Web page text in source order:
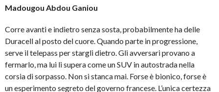
Madougou Abdou Ganiou
Corre avanti e indietro senza sosta, probabilmente ha delle
Duracell al posto del cuore. Quando parte in progressione,
serve il telepass per stargli dietro. Gli avversari provano a
fermarlo, ma lui li supera come un SUV in autostrada nella
corsia di sorpasso. Non si stanca mai. Forse è bionico, forse è
un esperimento segreto del governo francese. L’unica certezza